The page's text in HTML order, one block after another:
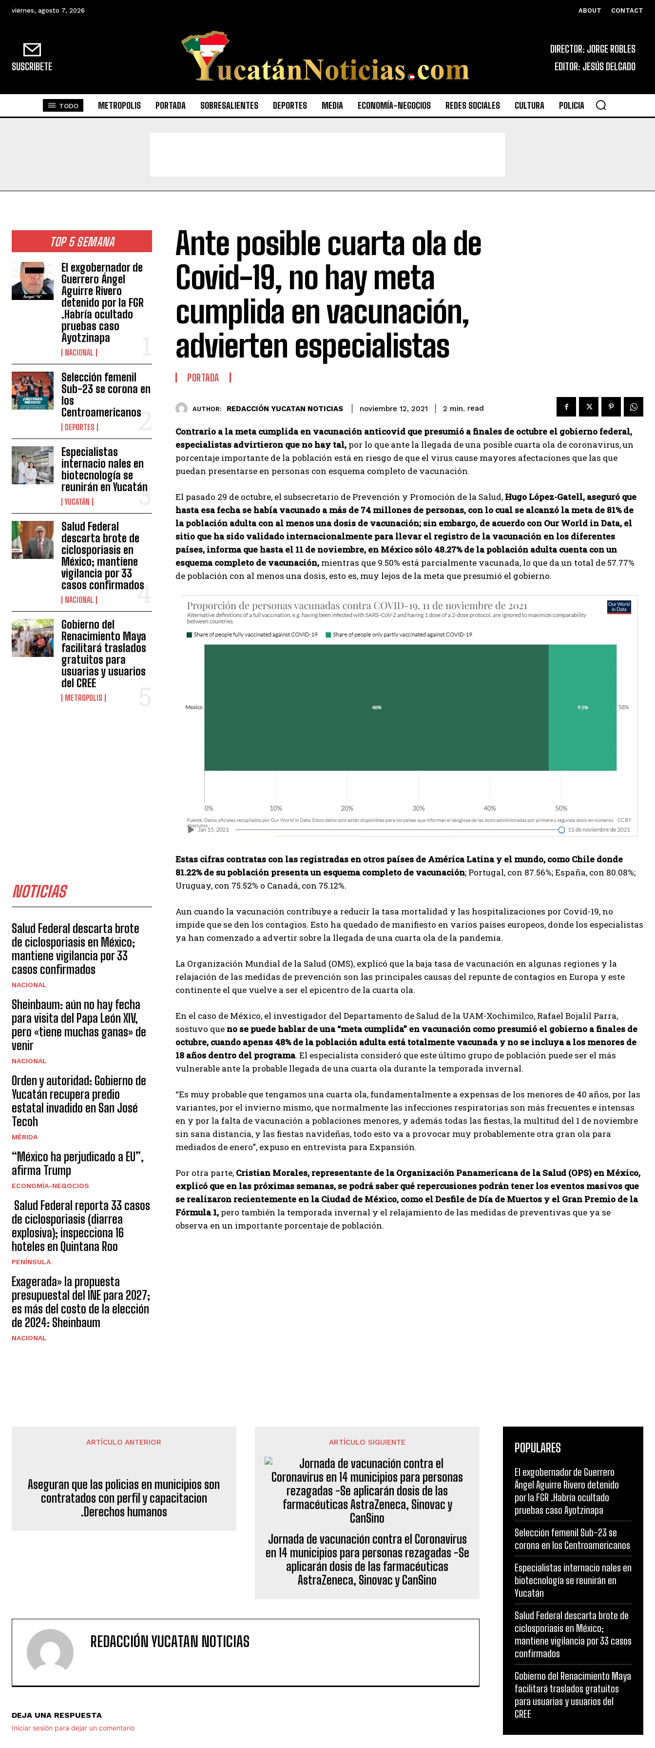
viernes, agosto 7, 2026 ABOUT CONTACT
SUSCRIBETE
DIRECTOR: JORGE ROBLES
EDITOR: JESÚS DELGADO
TODO METROPOLIS PORTADA SOBRESALIENTES DEPORTES MEDIA ECONOMÍA-NEGOCIOS REDES SOCIALES CULTURA POLICIA
TOP 5 SEMANA
El exgobernador de
Guerrero Ángel
Aguirre Rivero
detenido por la FGR
.Habría ocultado
pruebas caso
Ayotzinapa
NACIONAL
Selección femenil
Sub-23 se corona en
los
Centroamericanos
DEPORTES
Especialistas
internacio nales en
biotecnología se
reunirán en Yucatán
YUCATÁN
Salud Federal
descarta brote de
ciclosporiasis en
México; mantiene
vigilancia por 33
casos confirmados
NACIONAL
Gobierno del
Renacimiento Maya
facilitará traslados
gratuitos para
usuarias y usuarios
del CREE
METROPOLIS
NOTICIAS
Salud Federal descarta brote
de ciclosporiasis en México;
mantiene vigilancia por 33
casos confirmados
NACIONAL
Sheinbaum: aún no hay fecha
para visita del Papa León XIV,
pero «tiene muchas ganas» de
venir
NACIONAL
Orden y autoridad: Gobierno de
Yucatán recupera predio
estatal invadido en San José
Tecoh
MÉRIDA
“México ha perjudicado a EU”,
afirma Trump
ECONOMÍA-NEGOCIOS
Salud Federal reporta 33 casos
de ciclosporiasis (diarrea
explosiva); inspecciona 16
hoteles en Quintana Roo
PENÍNSULA
Exagerada» la propuesta
presupuestal del INE para 2027;
es más del costo de la elección
de 2024: Sheinbaum
NACIONAL
Ante posible cuarta ola de
Covid-19, no hay meta
cumplida en vacunación,
advierten especialistas
PORTADA
AUTHOR: REDACCIÓN YUCATAN NOTICIAS noviembre 12, 2021 2 min. read
Contrario a la meta cumplida en vacunación anticovid que presumió a finales de octubre el gobierno federal,
especialistas advirtieron que no hay tal, por lo que ante la llegada de una posible cuarta ola de coronavirus, un
porcentaje importante de la población está en riesgo de que el virus cause mayores afectaciones que las que
puedan presentarse en personas con esquema completo de vacunación.
El pasado 29 de octubre, el subsecretario de Prevención y Promoción de la Salud, Hugo López-Gatell, aseguró que
hasta esa fecha se había vacunado a más de 74 millones de personas, con lo cual se alcanzó la meta de 81% de
la población adulta con al menos una dosis de vacunación; sin embargo, de acuerdo con Our World in Data, el
sitio que ha sido validado internacionalmente para llevar el registro de la vacunación en los diferentes
países, informa que hasta el 11 de noviembre, en México sólo 48.27% de la población adulta cuenta con un
esquema completo de vacunación, mientras que 9.50% está parcialmente vacunada, lo que da un total de 57.77%
de población con al menos una dosis, esto es, muy lejos de la meta que presumió el gobierno.
Estas cifras contratas con las registradas en otros países de América Latina y el mundo, como Chile donde
81.22% de su población presenta un esquema completo de vacunación; Portugal, con 87.56%; España, con 80.08%;
Uruguay, con 75.52% o Canadá, con 75.12%.
Aun cuando la vacunación contribuye a reducir la tasa mortalidad y las hospitalizaciones por Covid-19, no
impide que se den los contagios. Esto ha quedado de manifiesto en varios países europeos, donde los especialistas
ya han comenzado a advertir sobre la llegada de una cuarta ola de la pandemia.
La Organización Mundial de la Salud (OMS), explicó que la baja tasa de vacunación en algunas regiones y la
relajación de las medidas de prevención son las principales causas del repunte de contagios en Europa y este
continente el que vuelve a ser el epicentro de la cuarta ola.
En el caso de México, el investigador del Departamento de Salud de la UAM-Xochimilco, Rafael Bojalil Parra,
sostuvo que no se puede hablar de una “meta cumplida” en vacunación como presumió el gobierno a finales de
octubre, cuando apenas 48% de la población adulta está totalmente vacunada y no se incluya a los menores de
18 años dentro del programa. El especialista consideró que este último grupo de población puede ser el más
vulnerable ante la probable llegada de una cuarta ola durante la temporada invernal.
“Es muy probable que tengamos una cuarta ola, fundamentalmente a expensas de los menores de 40 años, por las
variantes, por el invierno mismo, que normalmente las infecciones respiratorias son más frecuentes e intensas
en y por la falta de vacunación a poblaciones menores, y además todas las fiestas, la multitud del 1 de noviembre
sin sana distancia, y las fiestas navideñas, todo esto va a provocar muy probablemente otra gran ola para
mediados de enero”, expuso en entrevista para Expansión.
Por otra parte, Cristian Morales, representante de la Organización Panamericana de la Salud (OPS) en México,
explicó que en las próximas semanas, se podrá saber qué repercusiones podrán tener los eventos masivos que
se realizaron recientemente en la Ciudad de México, como el Desfile de Día de Muertos y el Gran Premio de la
Fórmula 1, pero también la temporada invernal y el relajamiento de las medidas de preventivas que ya se
observa en un importante porcentaje de población.
ARTÍCULO ANTERIOR
Aseguran que las policias en municipios son
ARTÍCULO SIGUIENTE
Jornada de vacunación contra el Coronavirus
en 14 municipios para personas rezagadas -Se
aplicarán dosis de las farmacéuticas
AstraZeneca, Sinovac y CanSino
REDACCIÓN YUCATAN NOTICIAS
DEJA UNA RESPUESTA
Iniciar sesión para dejar un comentario
POPULARES
El exgobernador de Guerrero
Ángel Aguirre Rivero detenido
por la FGR .Habría ocultado
pruebas caso Ayotzinapa
Selección femenil Sub-23 se
corona en los Centroamericanos
Especialistas internacio nales en
biotecnología se reunirán en
Yucatán
Salud Federal descarta brote de
ciclosporiasis en México;
mantiene vigilancia por 33 casos
confirmados
Gobierno del Renacimiento Maya
facilitará traslados gratuitos
para usuarias y usuarios del
CREE